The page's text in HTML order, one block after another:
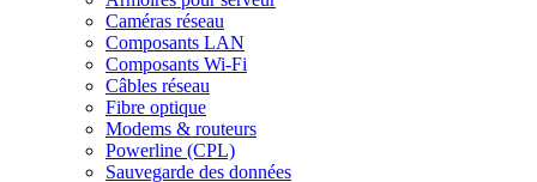
Caméras réseau
Composants LAN
Composants Wi-Fi
Câbles réseau
Fibre optique
Modems & routeurs
Powerline (CPL)
Sauvegarde des données